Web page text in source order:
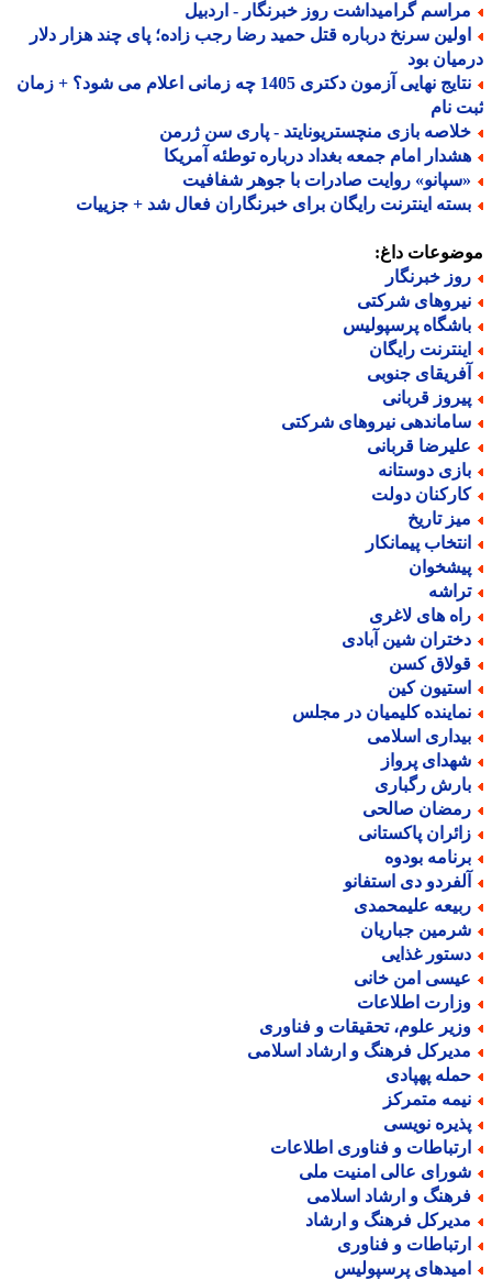
گرامیداشت روز خبرنگار - اردبیل
سرنخ درباره قتل حمید رضا رجب زاده؛ پای چند هزار دلار
بود
نتایج نهایی آزمون دکتری 1405 چه زمانی اعلام می شود؟ + زمان
نام
بازی منچستریونایتد - پاری سن ژرمن
امام جمعه بغداد درباره توطئه آمریکا
روایت صادرات با جوهر شفافیت
اینترنت رایگان برای خبرنگاران فعال شد + جزییات
داغ:
خبرنگار
شرکتی
پرسپولیس
رایگان
جنوبی
قربانی
نیروهای شرکتی
قربانی
دوستانه
دولت
تاریخ
پیمانکار
های لاغری
شین آبادی
کسن
کین
کلیمیان در مجلس
اسلامی
پرواز
رگباری
صالحی
پاکستانی
بودوه
دی استفانو
علیمحمدی
جباریان
غذایی
امن خانی
اطلاعات
علوم، تحقیقات و فناوری
فرهنگ و ارشاد اسلامی
پهپادی
متمرکز
نویسی
و فناوری اطلاعات
عالی امنیت ملی
و ارشاد اسلامی
فرهنگ و ارشاد
و فناوری
پرسپولیس